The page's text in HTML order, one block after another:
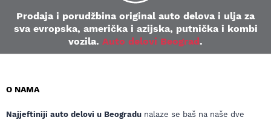
Prodaja i porudžbina original auto delova i ulja za
sva evropska, američka i azijska, putnička i kombi
vozila. Auto delovi Beograd.
O NAMA
Najjeftiniji auto delovi u Beogradu nalaze se baš na naše dve